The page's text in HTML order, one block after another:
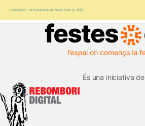
És una iniciativa de